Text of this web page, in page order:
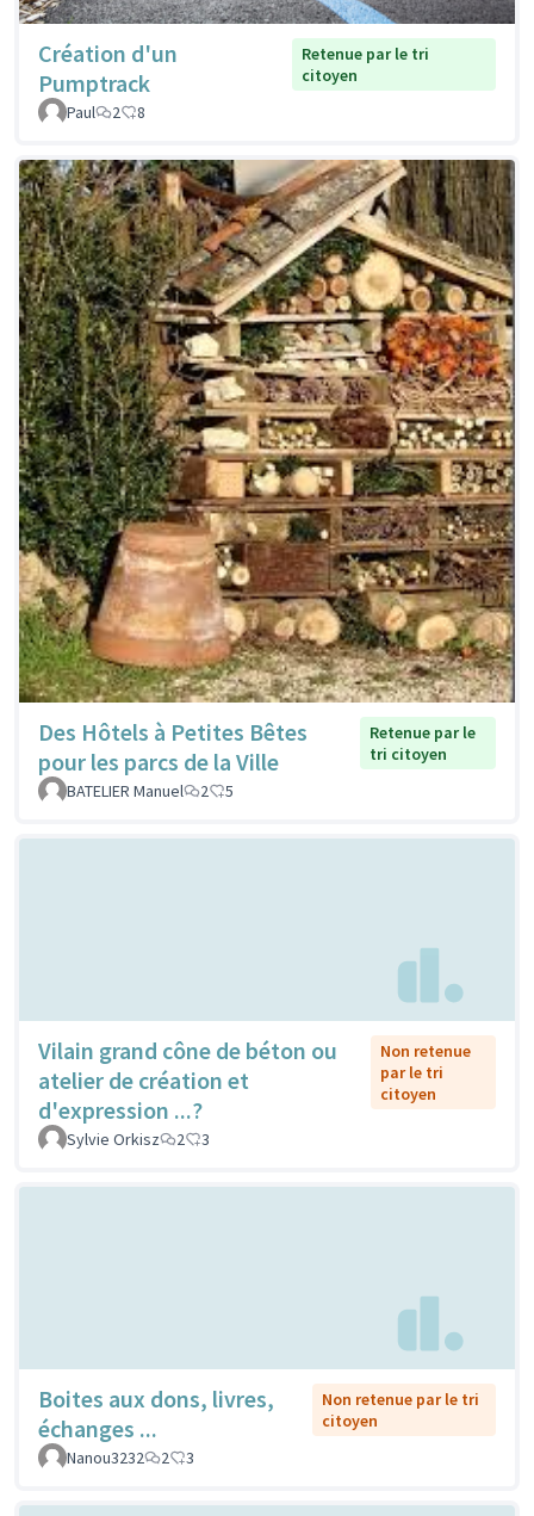
Création d'un
Pumptrack
Retenue par le tri
citoyen
Paul
2 8
Des Hôtels à Petites Bêtes
pour les parcs de la Ville
Retenue par le
tri citoyen
BATELIER Manuel
2 5
Vilain grand cône de béton ou
atelier de création et
d'expression ...?
Non retenue
par le tri
citoyen
Sylvie Orkisz 2 3
Boites aux dons, livres,
échanges ...
Non retenue par le tri
citoyen
Nanou3232
2 3